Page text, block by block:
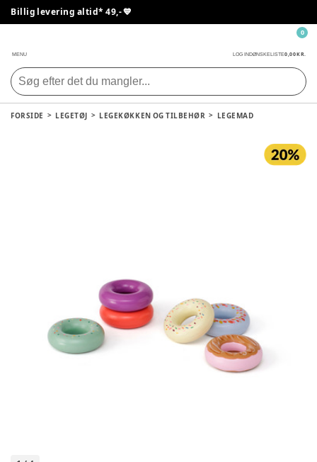
Billig levering altid* 49,- 💙
MENU LOG INDØNSKELISTE0,00 KR.
0
FORSIDE LEGETØJ LEGEKØKKEN OG TILBEHØR LEGEMAD